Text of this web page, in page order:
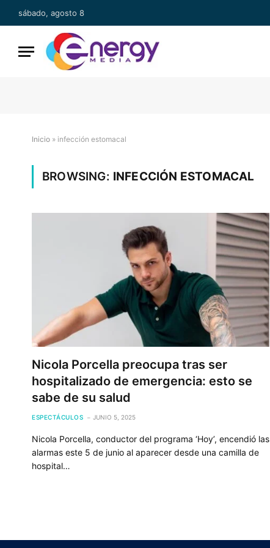
sábado, agosto 8
Inicio » infección estomacal
BROWSING: INFECCIÓN ESTOMACAL
Nicola Porcella preocupa tras ser
hospitalizado de emergencia: esto se
sabe de su salud
ESPECTÁCULOS JUNIO 5, 2025
Nicola Porcella, conductor del programa ‘Hoy’, encendió las
alarmas este 5 de junio al aparecer desde una camilla de
hospital…